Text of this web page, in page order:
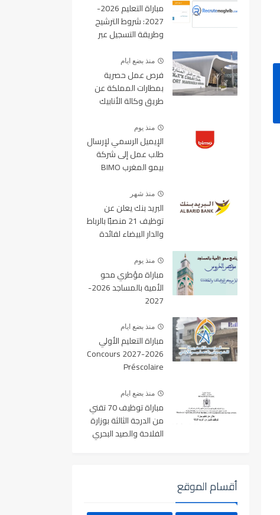
مباراة التعليم 2026-
2027: شروط الترشيح
وطريقة التسجيل عبر
منذ بضع ايام
فرص عمل حصرية
بمطارات المملكة عن
طريق وكالة الأنابيك
منذ يوم
الإيميل الرسمي لإرسال
طلب عمل إلى شركة
بيمو المغرب BIMO
منذ شهر
البريد بنك يعلن عن
توظيف 21 منصبًا بالرباط
والدار البيضاء لفائدة
والتقنيين
منذ يوم
مباراة مؤطري محو
الأمية بالمساجد 2026-
2027
منذ بضع ايام
مباراة التعليم الأولي
2026-2027 Concours
Préscolaire
منذ بضع ايام
مباراة توظيف 70 تقني
من الدرجة الثالثة بوزارة
الفلاحة والصيد البحري
أقسام الموقع